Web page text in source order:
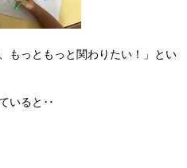
もっともっと関わりたい！」とい
いると‥